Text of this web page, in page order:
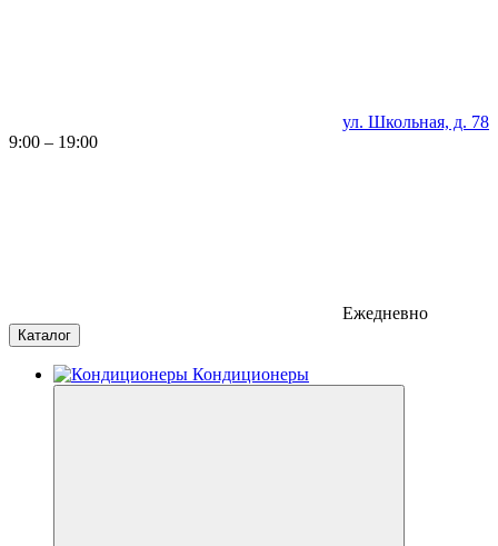
ул. Школьная, д. 78
9:00 – 19:00
Ежедневно
Каталог
Кондиционеры